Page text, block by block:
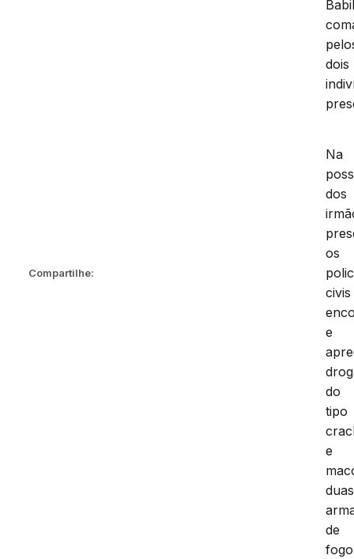
Compartilhe:
dois
Na
dos
os
civis
e
do
tipo
e
duas
de